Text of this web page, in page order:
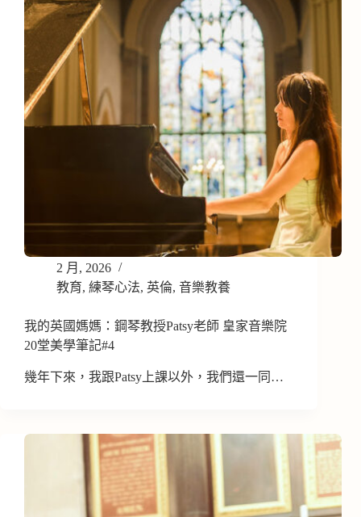
2 月, 2026
教育, 練琴心法, 英倫, 音樂教養
我的英國媽媽：鋼琴教授Patsy老師 皇家音樂院
20堂美學筆記#4
幾年下來，我跟Patsy上課以外，我們還一同…